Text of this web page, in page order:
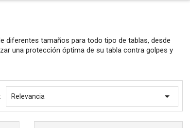
diferentes tamaños para todo tipo de tablas, desde
una protección óptima de su tabla contra golpes y
Relevancia 